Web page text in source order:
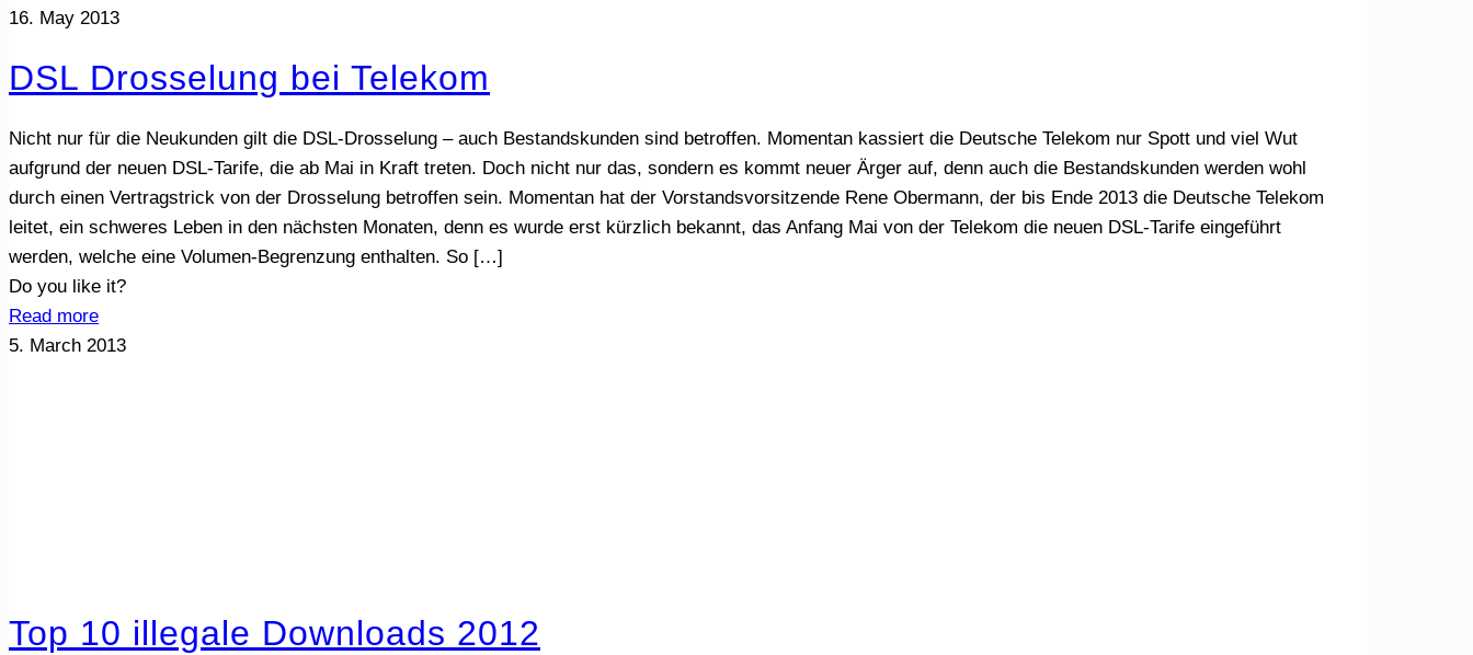
16. May 2013
DSL Drosselung bei Telekom
Nicht nur für die Neukunden gilt die DSL-Drosselung – auch Bestandskunden sind betroffen. Momentan kassiert die Deutsche Telekom nur Spott und viel Wut
aufgrund der neuen DSL-Tarife, die ab Mai in Kraft treten. Doch nicht nur das, sondern es kommt neuer Ärger auf, denn auch die Bestandskunden werden wohl
durch einen Vertragstrick von der Drosselung betroffen sein. Momentan hat der Vorstandsvorsitzende Rene Obermann, der bis Ende 2013 die Deutsche Telekom
leitet, ein schweres Leben in den nächsten Monaten, denn es wurde erst kürzlich bekannt, das Anfang Mai von der Telekom die neuen DSL-Tarife eingeführt
werden, welche eine Volumen-Begrenzung enthalten. So […]
Do you like it?
Read more
5. March 2013
Top 10 illegale Downloads 2012